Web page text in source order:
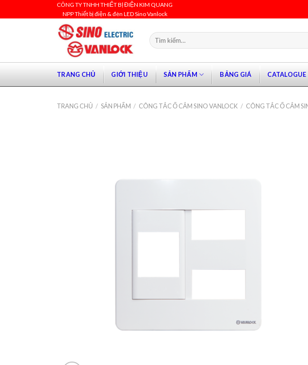
to
CÔNG TY TNHH THIẾT BỊ ĐIỆN KIM QUANG
NPP Thiết bị điện & đèn LED Sino Vanlock
Tìm
kiếm:
TRANG CHỦ GIỚI THIỆU SẢN PHẨM BẢNG GIÁ CATALOGUE
TRANG CHỦ / SẢN PHẨM / CÔNG TẮC Ổ CẮM SINO VANLOCK / CÔNG TẮC Ổ CẮM